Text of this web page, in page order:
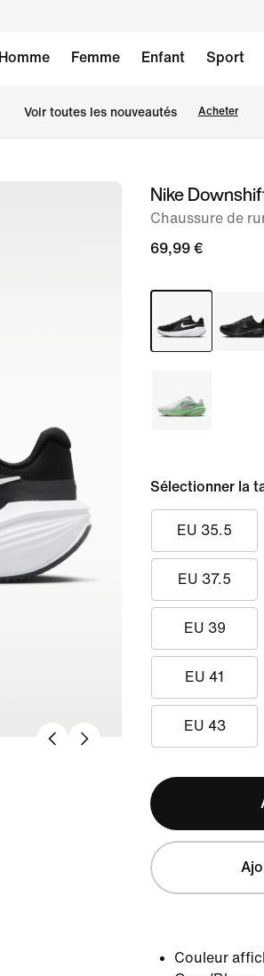
Homme Femme Enfant Sport
Voir toutes les nouveautés Acheter
image 1
Nike
Chaussure de
69,99 €
Sélectionner la
EU 35.5
EU 37.5
EU 39
EU 41
EU 43
Couleur